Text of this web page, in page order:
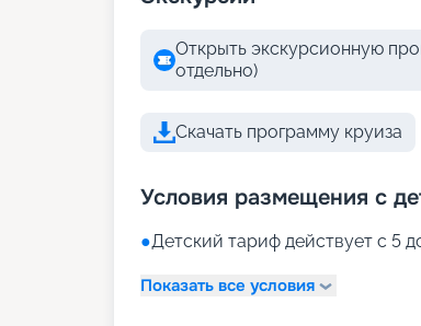
Открыть экскурсионную
отдельно)
Скачать программу круиза
Условия размещения с
●Детский тариф действует с 5
Показать все условия